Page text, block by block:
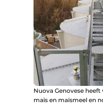
Nuova Genovese heeft
maïs en maïsmeel en